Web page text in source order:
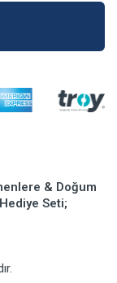
& Doğum
Seti;